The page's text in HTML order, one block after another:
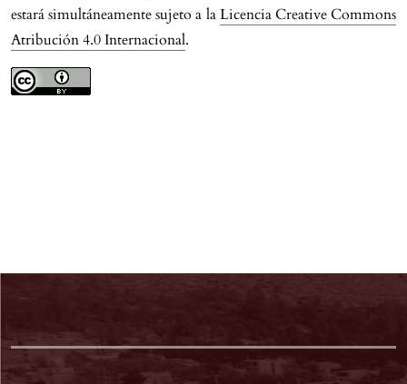
estará simultáneamente sujeto a laLicencia Creative Commons
Atribución 4.0 Internacional.